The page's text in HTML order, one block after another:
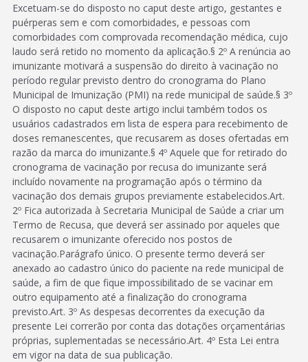
Excetuam-se do disposto no caput deste artigo, gestantes e
puérperas sem e com comorbidades, e pessoas com
comorbidades com comprovada recomendação médica, cujo
laudo será retido no momento da aplicação.§ 2º A renúncia ao
imunizante motivará a suspensão do direito à vacinação no
período regular previsto dentro do cronograma do Plano
Municipal de Imunização (PMI) na rede municipal de saúde.§ 3º
O disposto no caput deste artigo inclui também todos os
usuários cadastrados em lista de espera para recebimento de
doses remanescentes, que recusarem as doses ofertadas em
razão da marca do imunizante.§ 4º Aquele que for retirado do
cronograma de vacinação por recusa do imunizante será
incluído novamente na programação após o término da
vacinação dos demais grupos previamente estabelecidos.Art.
2º Fica autorizada à Secretaria Municipal de Saúde a criar um
Termo de Recusa, que deverá ser assinado por aqueles que
recusarem o imunizante oferecido nos postos de
vacinação.Parágrafo único. O presente termo deverá ser
anexado ao cadastro único do paciente na rede municipal de
saúde, a fim de que fique impossibilitado de se vacinar em
outro equipamento até a finalização do cronograma
previsto.Art. 3º As despesas decorrentes da execução da
presente Lei correrão por conta das dotações orçamentárias
próprias, suplementadas se necessário.Art. 4º Esta Lei entra
em vigor na data de sua publicação.